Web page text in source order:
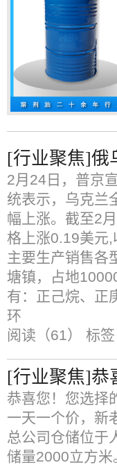
[行业聚焦]俄
2月24日，普京
统表示，乌克兰
幅上涨。截至2
格上涨0.19美元
主要生产销售各
塘镇，占地
有：正己烷、正
环
阅读（61） 标签
[行业聚焦]恭
恭喜您！您选择
一天一个价，新
总公司仓储位于
储量2000立方